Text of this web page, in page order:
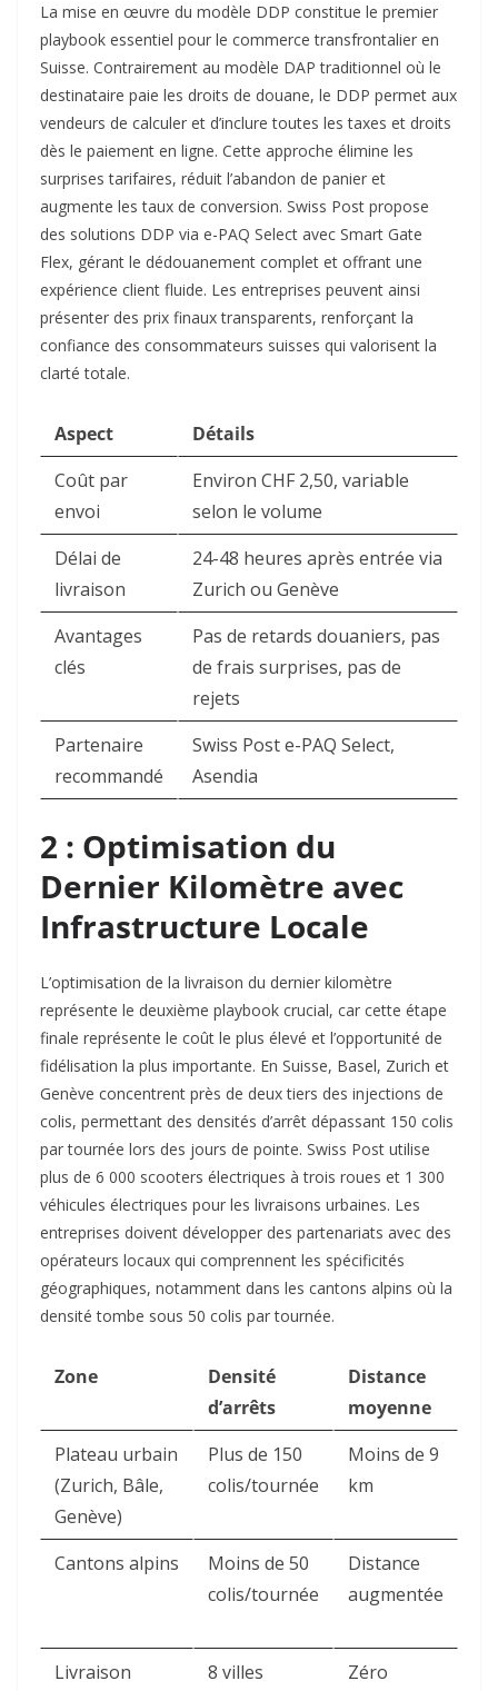
La mise en œuvre du modèle DDP constitue le premier
playbook essentiel pour le commerce transfrontalier en
Suisse. Contrairement au modèle DAP traditionnel où le
destinataire paie les droits de douane, le DDP permet aux
vendeurs de calculer et d’inclure toutes les taxes et droits
dès le paiement en ligne. Cette approche élimine les
surprises tarifaires, réduit l’abandon de panier et
augmente les taux de conversion. Swiss Post propose
des solutions DDP via e-PAQ Select avec Smart Gate
Flex, gérant le dédouanement complet et offrant une
expérience client fluide. Les entreprises peuvent ainsi
présenter des prix finaux transparents, renforçant la
confiance des consommateurs suisses qui valorisent la
clarté totale.​
Aspect
Détails
Coût par
envoi
Environ CHF 2,50, variable
selon le volume ​
Délai de
livraison
24-48 heures après entrée via
Zurich ou Genève ​
Avantages
clés
Pas de retards douaniers, pas
de frais surprises, pas de
rejets ​
Partenaire
recommandé
Swiss Post e-PAQ Select,
Asendia ​
2 : Optimisation du
Dernier Kilomètre avec
Infrastructure Locale
L’optimisation de la livraison du dernier kilomètre
représente le deuxième playbook crucial, car cette étape
finale représente le coût le plus élevé et l’opportunité de
fidélisation la plus importante. En Suisse, Basel, Zurich et
Genève concentrent près de deux tiers des injections de
colis, permettant des densités d’arrêt dépassant 150 colis
par tournée lors des jours de pointe. Swiss Post utilise
plus de 6 000 scooters électriques à trois roues et 1 300
véhicules électriques pour les livraisons urbaines. Les
entreprises doivent développer des partenariats avec des
opérateurs locaux qui comprennent les spécificités
géographiques, notamment dans les cantons alpins où la
densité tombe sous 50 colis par tournée.​
Zone
Densité
d’arrêts
Distance
moyenne
Plateau urbain
(Zurich, Bâle,
Genève)
Plus de 150
colis/tournée
Moins de 9
km ​
Cantons alpins
Moins de 50
colis/tournée
Distance
augmentée
Livraison
8 villes Zéro